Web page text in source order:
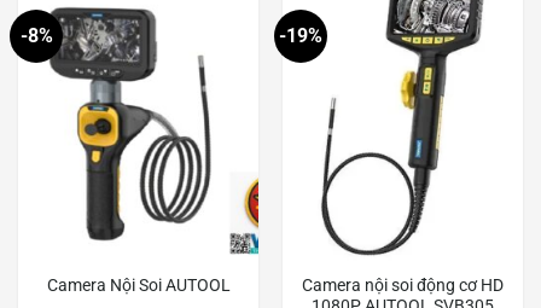
-8%
Camera Nội Soi AUTOOL
-19%
Camera nội soi động cơ HD